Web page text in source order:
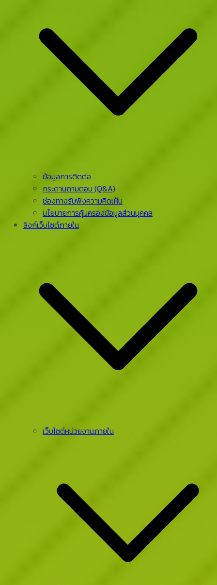
ข้อมูลการติดต่อ
กระดานถามตอบ (Q&A)
ช่องทางรับฟังความคิดเห็น
นโยบายการคุ้มครองข้อมูลส่วนบุคคล
ลิงก์เว็บไซต์ภายใน
เว็บไซต์หน่วยงานภายใน